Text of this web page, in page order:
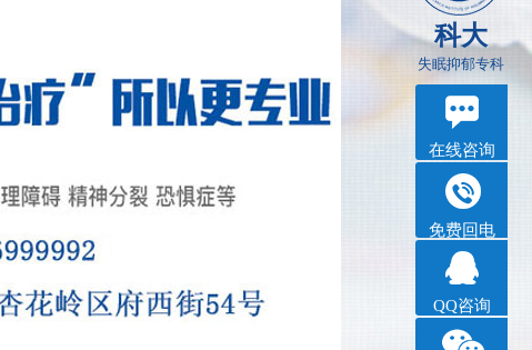
科大
失眠抑郁专科
在线咨询
免费回电
QQ咨询